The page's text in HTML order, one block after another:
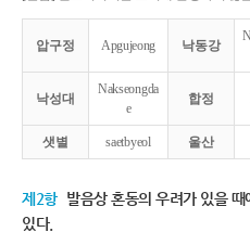
압구정 Apgujeong 낙동강
낙성대
Nakseongda
e
합정
샛별 saetbyeol 울산
제2항 발음상 혼동의 우려가 있을
있다.